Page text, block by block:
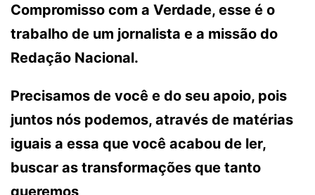
Compromisso com a Verdade, esse é o
trabalho de um jornalista e a missão do
Redação Nacional.
Precisamos de você e do seu apoio, pois
juntos nós podemos, através de matérias
iguais a essa que você acabou de ler,
buscar as transformações que tanto
queremos